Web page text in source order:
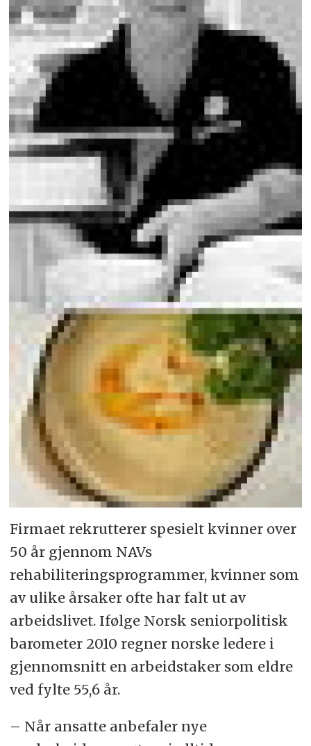
Firmaet rekrutterer spesielt kvinner over
50 år gjennom NAVs
rehabiliteringsprogrammer, kvinner som
av ulike årsaker ofte har falt ut av
arbeidslivet. Ifølge Norsk seniorpolitisk
barometer 2010 regner norske ledere i
gjennomsnitt en arbeidstaker som eldre
ved fylte 55,6 år.
– Når ansatte anbefaler nye